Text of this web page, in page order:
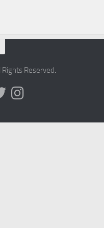
Rights Reserved.